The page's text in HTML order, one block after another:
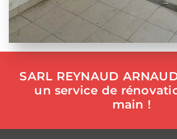
SARL REYNAUD
un service de
main !